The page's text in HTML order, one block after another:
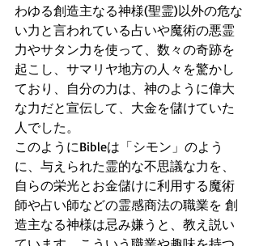
わゆる創造主なる神様(聖霊)以外の危な
い力と言われている占いや魔術の悪霊
力やサタン力を使って、数々の奇跡を
起こし、サマリヤ地方の人々を驚かし
ており、自分の力は、神のように偉大
な力だと宣伝して、大金を儲けていた
人でした。
このようにBibleは「シモン」のよう
に、与えられた霊的な不思議な力を、
自らの栄光とお金儲けに利用する魔術
師や占い師などの霊感商法の職業を 創
造主なる神様は忌み嫌うと、教え説い